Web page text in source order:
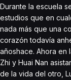
Durante la escuela
estudios que en
nada más que una
corazón todavía
añoshace. Ahora en
Zhi y Huai Nan
de la vida del otro,